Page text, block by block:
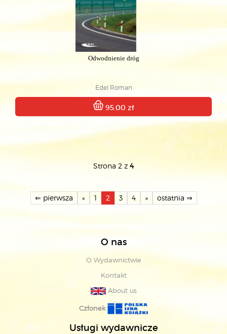
Odwodnienie dróg
Edel Roman
95.00 zł
Strona 2 z 4
⇐ pierwsza « 1 2 3 4 » ostatnia ⇒
O nas
O Wydawnictwie
Kontakt
About us
Członek
Usługi wydawnicze